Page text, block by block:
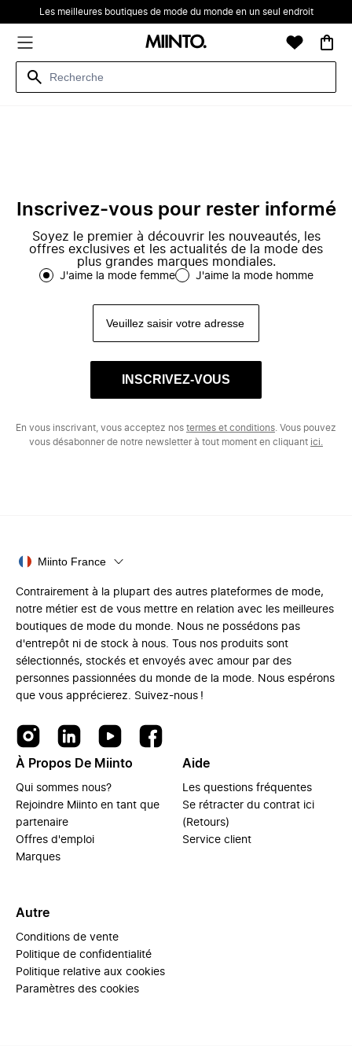
Les meilleures boutiques de mode du monde en un seul endroit
Inscrivez-vous pour rester informé
Soyez le premier à découvrir les nouveautés, les
offres exclusives et les actualités de la mode des
plus grandes marques mondiales.
J'aime la mode femme J'aime la mode homme
INSCRIVEZ-VOUS
En vous inscrivant, vous acceptez nos termes et conditions . Vous pouvez
vous désabonner de notre newsletter à tout moment en cliquant ici.
Miinto France
Contrairement à la plupart des autres plateformes de mode,
notre métier est de vous mettre en relation avec les meilleures
boutiques de mode du monde. Nous ne possédons pas
d'entrepôt ni de stock à nous. Tous nos produits sont
sélectionnés, stockés et envoyés avec amour par des
personnes passionnées du monde de la mode. Nous espérons
que vous apprécierez. Suivez-nous !
À Propos De Miinto
Qui sommes nous?
Rejoindre Miinto en tant que
partenaire
Offres d'emploi
Marques
Aide
Les questions fréquentes
Se rétracter du contrat ici
(Retours)
Service client
Autre
Conditions de vente
Politique de confidentialité
Politique relative aux cookies
Paramètres des cookies